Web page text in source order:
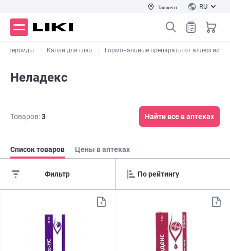
Ташкент RU
Капли для глаз Гормональные препараты от аллергии
Неладекс
Товаров:3 Найти все в аптеках
Список товаров Цены в аптеках
Фильтр